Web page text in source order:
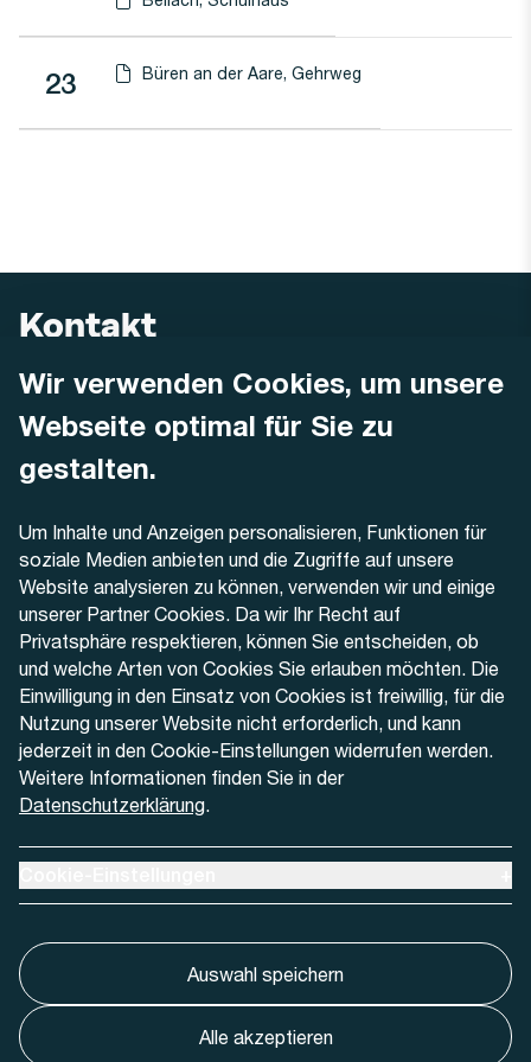
Wir verwenden Cookies, um unsere
Webseite optimal für Sie zu
gestalten.
Um Inhalte und Anzeigen personalisieren, Funktionen für
soziale Medien anbieten und die Zugriffe auf unsere
Website analysieren zu können, verwenden wir und einige
unserer Partner Cookies. Da wir Ihr Recht auf
Privatsphäre respektieren, können Sie entscheiden, ob
und welche Arten von Cookies Sie erlauben möchten. Die
Einwilligung in den Einsatz von Cookies ist freiwillig, für die
Nutzung unserer Website nicht erforderlich, und kann
jederzeit in den Cookie-Einstellungen widerrufen werden.
Weitere Informationen finden Sie in der
Datenschutzerklärung.
Auswahl speichern
Alle akzeptieren
Haltestellen-PDF herunterladen für
(Öffnet in einen neuen Tab oder Fenster)
Linie
23 Haltestellen-PDF herunterladen für
Büren an der Aare, Gehrweg
(Öffnet in einen neuen Tab oder Fenster)
Kontakt
AREMO
Dornacherstrasse 48
4500 Solothurn
+41 32 622 37 22
Kontaktformular
Aktuell
Medien
Impressum Datenschutz Cookie-Einstellungnen